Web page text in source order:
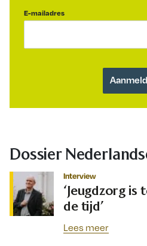
E-mailadres
Dossier
Interview
‘Jeugdzorg is
de tijd’
Lees meer